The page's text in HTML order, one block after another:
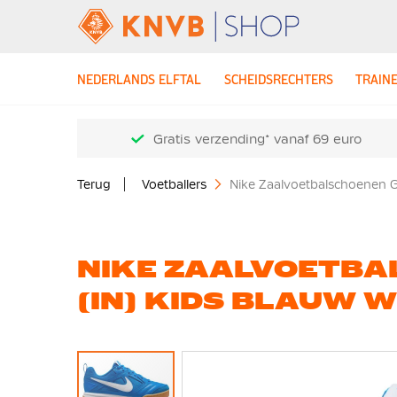
NEDERLANDS ELFTAL SCHEIDSRECHTERS
Gratis verzending* vanaf 69 euro
Terug Voetballers Nike Zaalvoetbalschoenen
NIKE
(IN) KIDS BLAUW
Ga
naar
het